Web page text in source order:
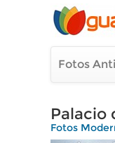
Fotos
Palacio
Fotos